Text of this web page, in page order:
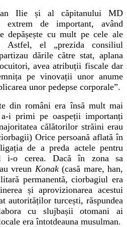
Ilie și al căpitanului MD
extrem de important, având
depășește cu mult pe cele ale
Astfel, el „prezida consiliul
dările către stat, aplana
avea atribuții fiscale dar
pe vinovații unor anume
unor pedepse corporale”.
din români era însă mult mai
i primi pe oaspeții importanți
călătorilor străini erau
Orice persoană aflată în
de a preda actele pentru
i-o cerea. Dacă în zona sa
vreun Konak(casă mare, han,
permanentă, ciorbagiul era
și aprovizionarea acestui
autorităților turcești, răspundea
cu slujbașii otomani ai
era întotdeauna musulman.